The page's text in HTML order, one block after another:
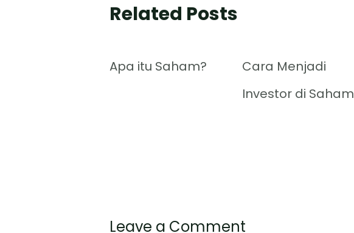
Related Posts
Apa itu Saham?
Cara Menjadi
Investor di Saham
Leave a Comment